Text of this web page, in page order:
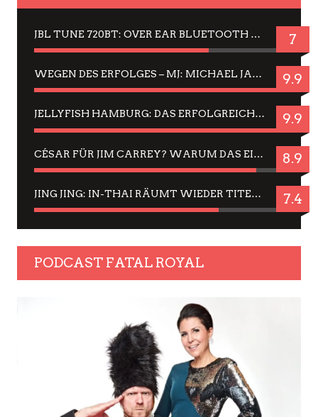
JBL TUNE 720BT: OVER EAR BLUETOOTH KOPFHÖRER UM DIE 50,-€ IM DAUER-TEST 7
WEGEN DES ERFOLGES – MJ: MICHAEL JACKSON MUSICAL IN EINER MATINEE SEHEN 9.9
JELLYFISH HAMBURG: DAS ERFOLGREICHE SOMMER-MENÜ 2025 IN GEFÜHLEN UND BILDERN 9.9
CÉSAR FÜR JIM CARREY? WARUM DAS EINER DER NERVIGSTEN ACTORS IST UND BLEIBT 8.9
JING JING: IN-THAI RÄUMT WIEDER TITEL AB – EIN ZWEI-STUNDEN-ERLEBNISBERICHT 7.4
PODCAST FATAL ROYAL